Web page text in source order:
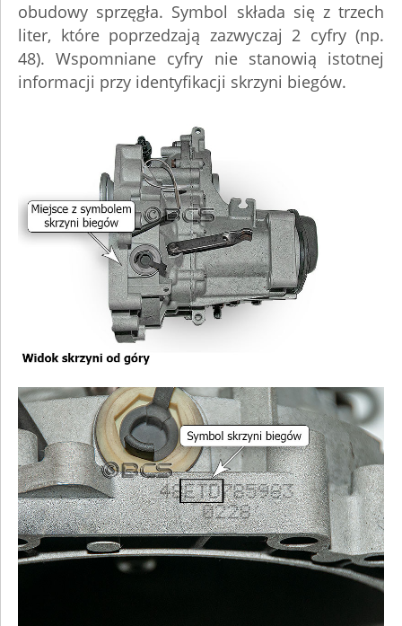
obudowy sprzęgła. Symbol składa się z trzech
liter, które poprzedzają zazwyczaj 2 cyfry (np.
48). Wspomniane cyfry nie stanowią istotnej
informacji przy identyfikacji skrzyni biegów.